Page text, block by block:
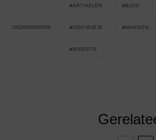
ONDERWERPEN
ARTIKELEN BLOG
INSPIRATIE MANNEN
WEBSITE